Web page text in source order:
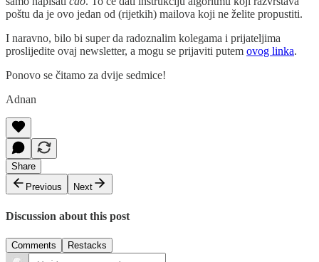
poštu da je ovo jedan od (rijetkih) mailova koji ne želite propustiti.
I naravno, bilo bi super da radoznalim kolegama i prijateljima
proslijedite ovaj newsletter, a mogu se prijaviti putem ovog linka.
Ponovo se čitamo za dvije sedmice!
Adnan
Share
Previous
Next
Discussion about this post
Comments Restacks